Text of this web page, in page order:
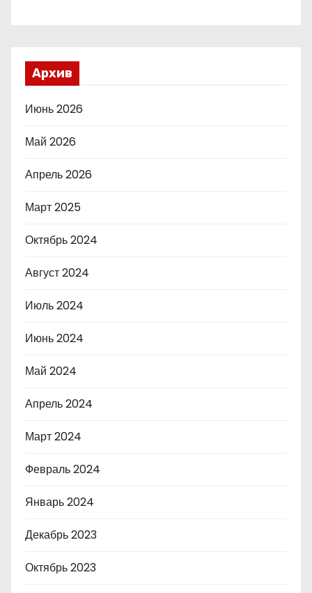
Архив
Июнь 2026
Май 2026
Апрель 2026
Март 2025
Октябрь 2024
Август 2024
Июль 2024
Июнь 2024
Май 2024
Апрель 2024
Март 2024
Февраль 2024
Январь 2024
Декабрь 2023
Октябрь 2023